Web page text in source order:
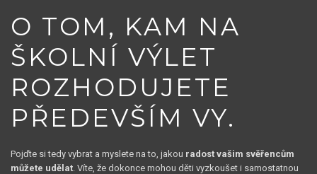
O TOM, KAM NA
ŠKOLNÍ VÝLET
ROZHODUJETE
PŘEDEVŠÍM VY.
Pojďte si tedy vybrat a myslete na to, jakou radost vašim svěřencům
můžete udělat . Víte, že dokonce mohou děti vyzkoušet i samostatnou